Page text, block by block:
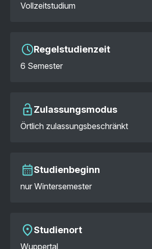
Vollzeitstudium
Regelstudienzeit
6 Semester
Zulassungsmodus
Örtlich zulassungsbeschränkt
Studienbeginn
nur Wintersemester
Studienort
Wuppertal